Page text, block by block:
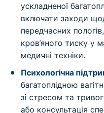
ускладненої
включати заходи
передчасних
кров’яного тиску у
медичні техніки.
Психологічна
багатоплідною
зі стресом та
або консультація